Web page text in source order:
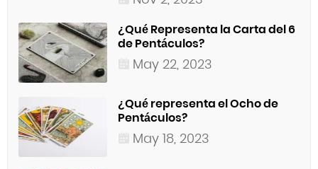
¿Qué Representa la Carta del 6
de Pentáculos?
May 22, 2023
¿Qué representa el Ocho de
Pentáculos?
May 18, 2023